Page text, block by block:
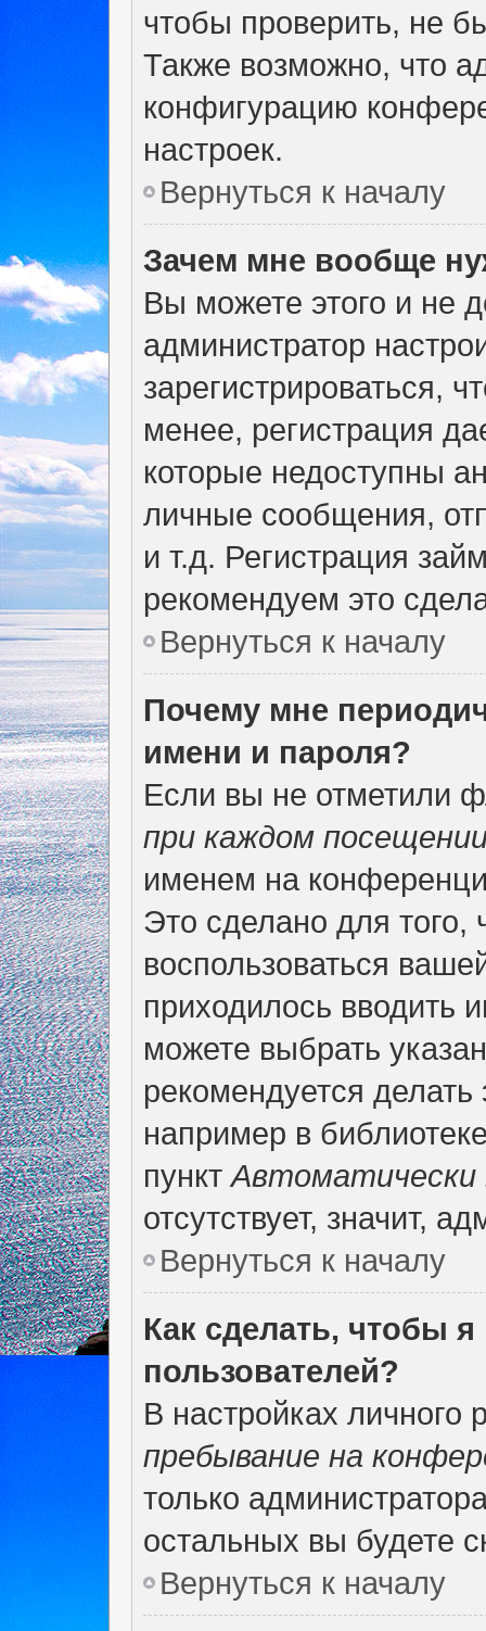
чтобы проверить, не
Также возможно, что
конфигурацию
настроек.
Вернуться к началу
Зачем мне вообще
Вы можете этого и не
администратор
зарегистрироваться,
менее, регистрация
которые недоступны
личные сообщения,
и т.д. Регистрация
рекомендуем это
Вернуться к началу
Почему мне
имени и пароля?
Если вы не отметили
при каждом
именем на
Это сделано для того,
воспользоваться
приходилось вводить
можете выбрать
рекомендуется
например в
пунктАвтоматически
отсутствует, значит,
Вернуться к началу
Как сделать, чтобы
пользователей?
В настройках
пребывание на
только
остальных вы будете
Вернуться к началу